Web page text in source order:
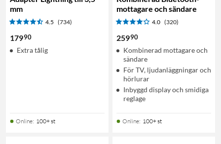
mm
4.5 (734)
17990
Extra tålig
Online: 100+ st
mottagare och sändare
4.0 (320)
25990
Kombinerad mottagare och
sändare
För TV, ljudanläggningar och
hörlurar
Inbyggd display och smidiga
reglage
Online: 100+ st